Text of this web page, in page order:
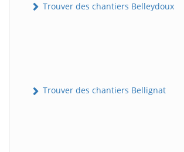
Trouver des chantiers Belleydoux
Trouver des chantiers Bellignat